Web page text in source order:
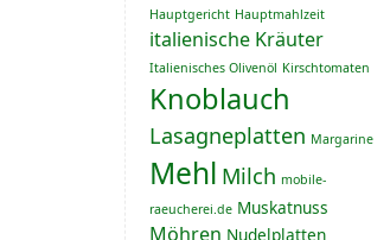
Hauptgericht Hauptmahlzeit
italienische Kräuter
Italienisches Olivenöl Kirschtomaten
Knoblauch
Lasagneplatten Margarine
Mehl Milch mobile-
raeucherei.de Muskatnuss
Möhren Nudelplatten